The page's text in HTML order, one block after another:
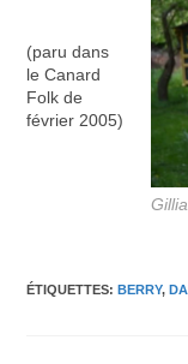
(paru dans
le Canard
Folk de
février 2005)
ÉTIQUETTES:BERRY,